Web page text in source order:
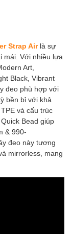
Strap Airlà sự
mái. Với nhiều lựa
Art,
Black, Vibrant
đeo phù hợp với
bền bỉ với khả
và cấu trúc
Bead giúp
& 990-
đeo này tương
mirrorless, mang